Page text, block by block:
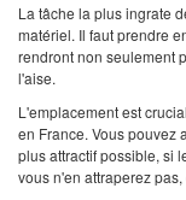
La tâche la plus ingrate
matériel. Il faut prendre
rendront non seulement
l'aise.
L'emplacement est
en France. Vous pouvez
plus attractif possible, si
vous n'en attraperez